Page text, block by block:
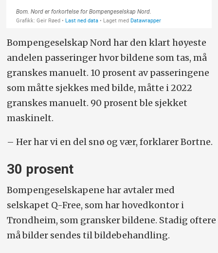
Bompengeselskap Nord har den klart høyeste
andelen passeringer hvor bildene som tas, må
granskes manuelt. 10 prosent av passeringene
som måtte sjekkes med bilde, måtte i 2022
granskes manuelt. 90 prosent ble sjekket
maskinelt.
– Her har vi en del snø og vær, forklarer Bortne.
30 prosent
Bompengeselskapene har avtaler med
selskapet Q-Free, som har hovedkontor i
Trondheim, som gransker bildene. Stadig oftere
må bilder sendes til bildebehandling.